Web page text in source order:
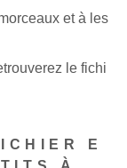
et à les
le fichi
E